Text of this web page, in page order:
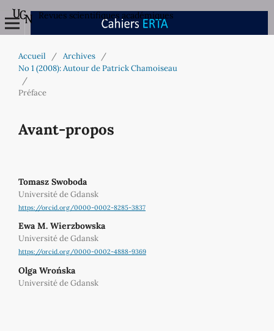
Revues scientifiques académiques
Accueil / Archives
/
No 1 (2008): Autour de Patrick Chamoiseau
/
Préface
Avant-propos
Tomasz Swoboda
Université de Gdansk
https://orcid.org/0000-0002-8285-3837
Ewa M. Wierzbowska
Université de Gdansk
https://orcid.org/0000-0002-4888-9369
Olga Wrońska
Université de Gdansk